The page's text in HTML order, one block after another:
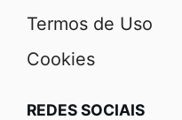
Termos de Uso
Cookies
REDES SOCIAIS